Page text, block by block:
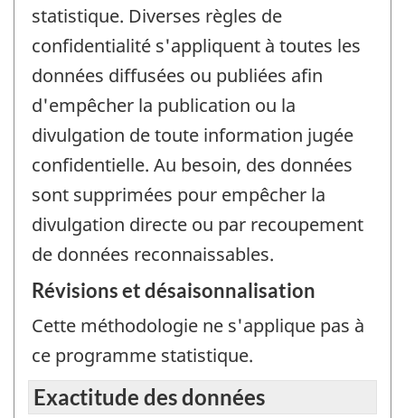
statistique. Diverses règles de
confidentialité s'appliquent à toutes les
données diffusées ou publiées afin
d'empêcher la publication ou la
divulgation de toute information jugée
confidentielle. Au besoin, des données
sont supprimées pour empêcher la
divulgation directe ou par recoupement
de données reconnaissables.
Révisions et désaisonnalisation
Cette méthodologie ne s'applique pas à
ce programme statistique.
Exactitude des données